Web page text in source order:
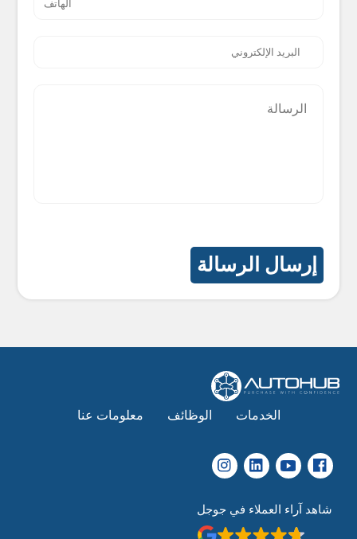
الخدمات الوظائف معلومات عنا
شاهد آراء العملاء في جوجل